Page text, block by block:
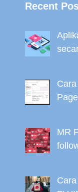
Recent
MR